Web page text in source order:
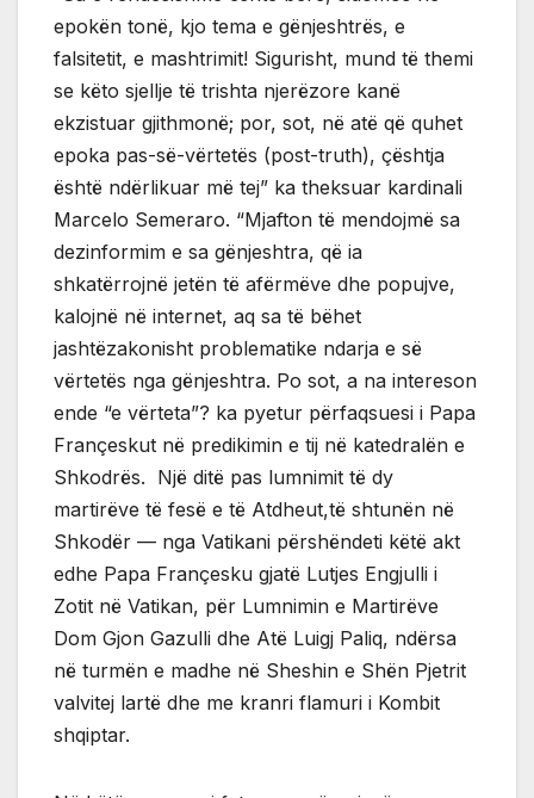
epokën tonë, kjo tema e gënjeshtrës, e
falsitetit, e mashtrimit! Sigurisht, mund të themi
se këto sjellje të trishta njerëzore kanë
ekzistuar gjithmonë; por, sot, në atë që quhet
epoka pas-së-vërtetës (post-truth), çështja
është ndërlikuar më tej” ka theksuar kardinali
Marcelo Semeraro. “Mjafton të mendojmë sa
dezinformim e sa gënjeshtra, që ia
shkatërrojnë jetën të afërmëve dhe popujve,
kalojnë në internet, aq sa të bëhet
jashtëzakonisht problematike ndarja e së
vërtetës nga gënjeshtra. Po sot, a na intereson
ende “e vërteta”? ka pyetur përfaqsuesi i Papa
Françeskut në predikimin e tij në katedralën e
Shkodrës. Një ditë pas lumnimit të dy
martirëve të fesë e të Atdheut,të shtunën në
Shkodër — nga Vatikani përshëndeti këtë akt
edhe Papa Françesku gjatë Lutjes Engjulli i
Zotit në Vatikan, për Lumnimin e Martirëve
Dom Gjon Gazulli dhe Atë Luigj Paliq, ndërsa
në turmën e madhe në Sheshin e Shën Pjetrit
valvitej lartë dhe me kranri flamuri i Kombit
shqiptar.